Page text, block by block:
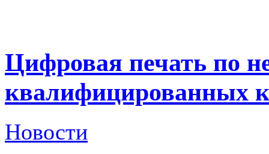
Цифровая печать по
квалифицированных
Новости